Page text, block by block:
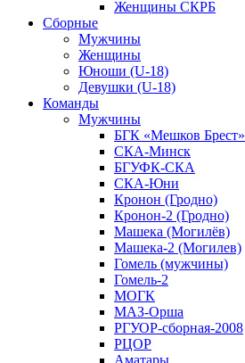
Женщины СКРБ
Сборные
Мужчины
Женщины
Юноши (U-18)
Девушки (U-18)
Команды
Мужчины
БГК «Мешков Брест»
СКА-Минск
БГУФК-СКА
СКА-Юни
Кронон (Гродно)
Кронон-2 (Гродно)
Машека (Могилёв)
Машека-2 (Могилев)
Гомель (мужчины)
Гомель-2
МОГК
МАЗ-Орша
РГУОР-сборная-2008
РЦОР
Аматары